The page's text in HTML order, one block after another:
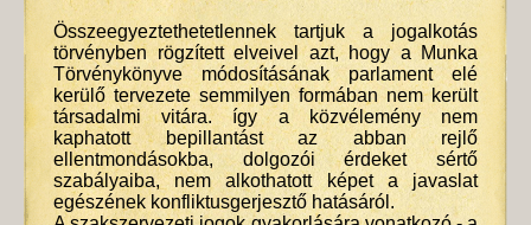
Összeegyeztethetetlennek tartjuk a jogalkotás
törvényben rögzített elveivel azt, hogy a Munka
Törvénykönyve módosításának parlament elé
kerülő tervezete semmilyen formában nem került
társadalmi vitára. így a közvélemény nem
kaphatott bepillantást az abban rejlő
ellentmondásokba, dolgozói érdeket sértő
szabályaiba, nem alkothatott képet a javaslat
egészének konfliktusgerjesztő hatásáról.